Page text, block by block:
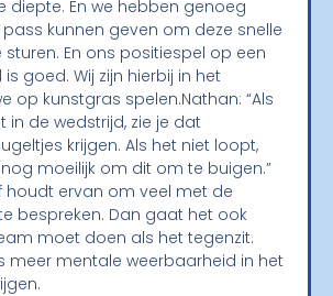
diepte. En we hebben genoeg
kunnen geven om deze snelle
sturen. En ons positiespel op een
goed. Wij zijn hierbij in het
op kunstgras spelen.Nathan: “Als
de wedstrijd, zie je dat
krijgen. Als het niet loopt,
moeilijk om dit om te buigen.”
houdt ervan om veel met de
bespreken. Dan gaat het ook
moet doen als het tegenzit.
meer mentale weerbaarheid in het